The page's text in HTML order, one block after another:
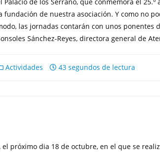
Palacio de los Serrano, que conmemora el 25.º
fundación de nuestra asociación. Y como no
las jornadas contarán con unos ponentes
Sánchez-Reyes, directora general de
Actividades 43 segundos de lectura
próximo dia 18 de octubre, en el que se